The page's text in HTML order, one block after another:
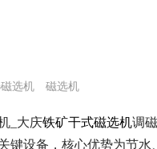
选机 磁选机
_大庆铁矿干式磁选机调
键设备，核心优势为节